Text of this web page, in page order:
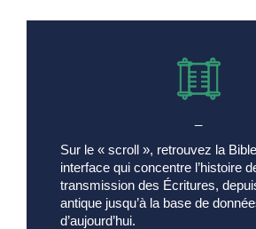
Sur le « scroll », retrouvez la
interface qui concentre l’histoire
transmission des Écritures,
antique jusqu’à la base de
d’aujourd’hui.